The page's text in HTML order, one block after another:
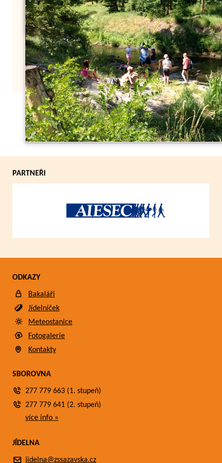
Zpět
PARTNEŘI
ODKAZY
Bakaláři
Jídelníček
Meteostanice
Fotogalerie
Kontakty
SBOROVNA
277 779 663 (1. stupeň)
277 779 641 (2. stupeň)
více info »
JÍDELNA
jidelna@zssazavska.cz